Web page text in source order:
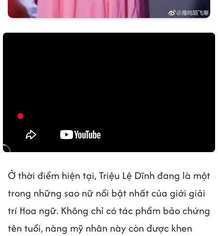
Ở thời điểm hiện tại, Triệu Lệ Dĩnh đang là một
trong những sao nữ nổi bật nhất của giới giải
trí Hoa ngữ. Không chỉ có tác phẩm bảo chứng
tên tuổi, nàng mỹ nhân này còn được khen